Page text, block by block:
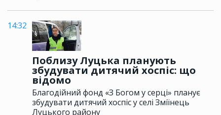
14:32
Поблизу Луцька планують
збудувати дитячий хоспіс: що
відомо
Благодійний фонд «З Богом у серці» планує
збудувати дитячий хоспіс у селі Зміїнець
Луцького району